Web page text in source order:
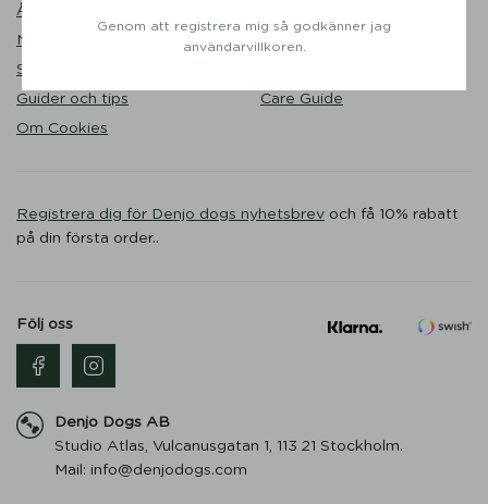
Återförsäljare
Nöjda kunder
Storleksguide
Guider och tips
Om Cookies
Liveshopping
Care Guide
Registrera dig för Denjo dogs nyhetsbrev och få 10% rabatt
på din första order..
Denjo Dogs AB
Studio Atlas, Vulcanusgatan 1, 113 21 Stockholm.
Mail: info@denjodogs.com
Följ oss
Genom att registrera mig så godkänner jag
användarvillkoren.